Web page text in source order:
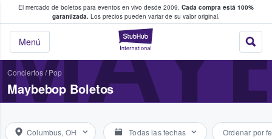
El mercado de boletos para eventos en vivo desde 2009. Cada compra está 100%
garantizada. Los precios pueden variar de su valor original.
StubHub: donde
Menú
fans compran y venden boletos
Conciertos/ Pop
Maybebop Boletos
Columbus, OH Todas las fechas Ordenar por